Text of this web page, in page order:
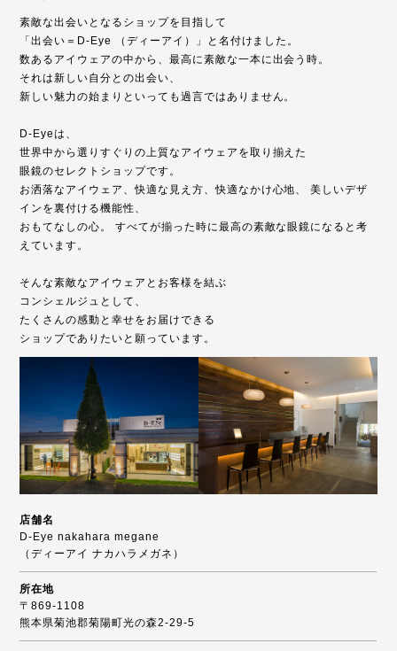
素敵な出会いとなるショップを目指して
「出会い＝D-Eye （ディーアイ）」と名付けました。
数あるアイウェアの中から、最高に素敵な一本に出会う時。
それは新しい自分との出会い、
新しい魅力の始まりといっても過言ではありません。
D-Eyeは、
世界中から選りすぐりの上質なアイウェアを取り揃えた
眼鏡のセレクトショップです。
お洒落なアイウェア、快適な見え方、快適なかけ心地、 美しいデザ
インを裏付ける機能性、
おもてなしの心。 すべてが揃った時に最高の素敵な眼鏡になると考
えています。
そんな素敵なアイウェアとお客様を結ぶ
コンシェルジュとして、
たくさんの感動と幸せをお届けできる
ショップでありたいと願っています。
店舗名
D-Eye nakahara megane
（ディーアイ ナカハラメガネ）
所在地
〒869-1108
熊本県菊池郡菊陽町光の森2-29-5